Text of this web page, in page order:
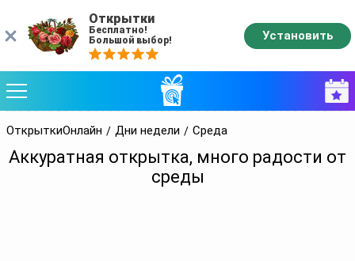
ОткрыткиОнлайн Дни недели Среда
Аккуратная открытка, много радости от
среды
Открытки
Бесплатно!
Большой выбор!
Установить